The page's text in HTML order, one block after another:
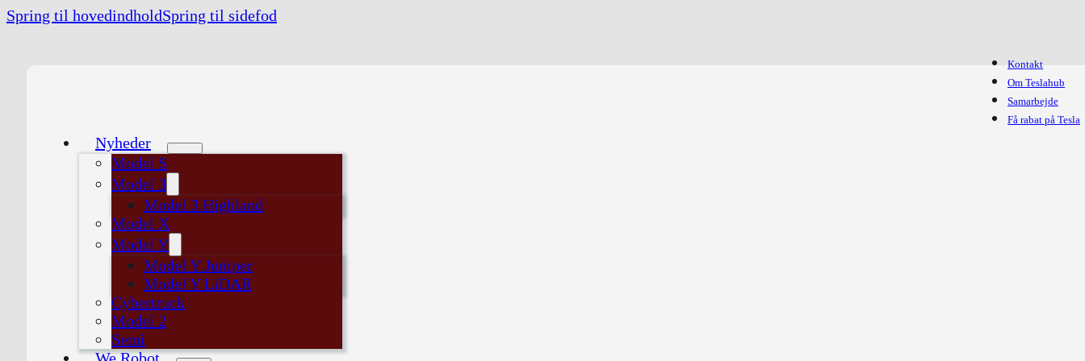
Spring til hovedindholdSpring til sidefod
Kontakt
Om Teslahub
Samarbejde
Få rabat på Tesla
Nyheder
Model S
Model 3
Model 3 Highland
Model X
Model Y
Model Y Juniper
Model Y LiDAR
Cybertruck
Model 2
Semi